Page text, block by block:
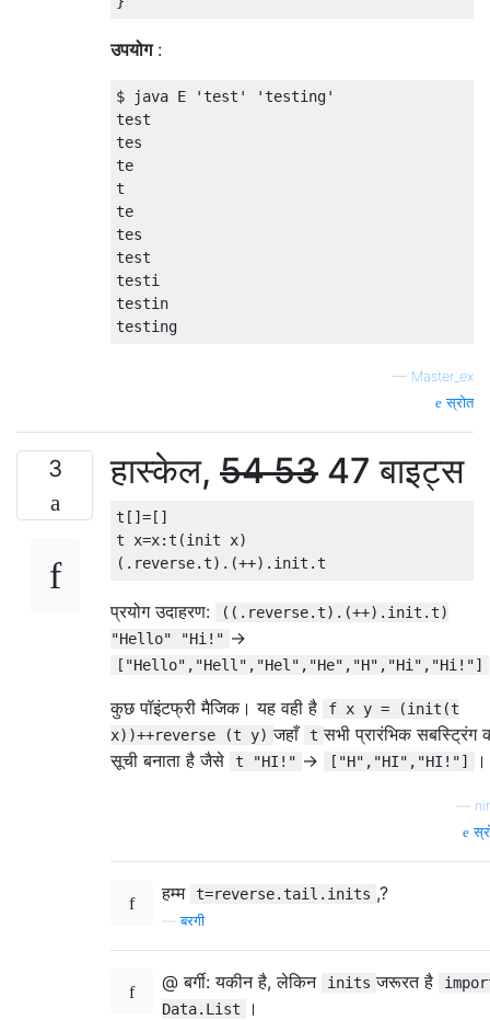
उपयोग:
$ java E 'test' 'testing'
test
tes
te
t
te
tes
test
testi
testin
— Master_ex
स्रोत
3 हास्केल, 5453 47 बाइट्स
t[]=[]
t x=x:t(init x)
प्रयोग उदाहरण:
((.reverse.t).(++).init.t)
"Hello" "Hi!" ->
["Hello","Hell","Hel","He","H","Hi","Hi!"]
कुछ पॉइंटफ्री मैजिक। यह वही है
f x y = (init(t
x))++reverse (t y) जहाँ t सभी प्रारंभिक सबस्ट्रिंग
सूची बनाता है जैसे
t "HI!" -> ["H","HI","HI!"] ।
हम्म t=reverse.tail.inits ,?
—बरगी
@ बर्गी: यकीन है, लेकिन inits जरूरत है
Data.List
।